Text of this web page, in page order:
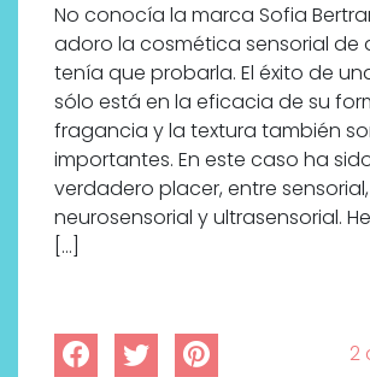
No conocía la marca Sofia
adoro la cosmética sensorial de
tenía que probarla. El éxito de
sólo está en la eficacia de su
fragancia y la textura también
importantes. En este caso ha
verdadero placer, entre sensorial,
neurosensorial y ultrasensorial.
[…]
2